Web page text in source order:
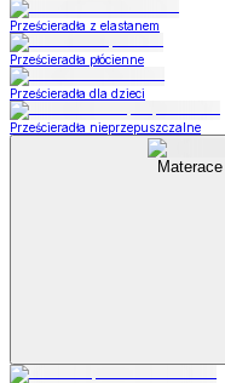
Prześcieradła z elastanem
Prześcieradła płócienne
Prześcieradła dla dzieci
Prześcieradła nieprzepuszczalne